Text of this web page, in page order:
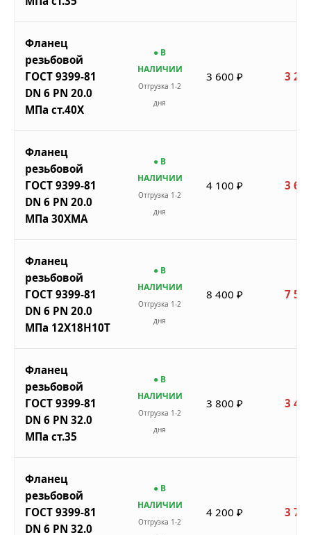
Фланец
резьбовой
ГОСТ 9399-81
DN 6 PN 20.0
МПа ст.40Х
● В
НАЛИЧИИ
Отгрузка 1-2
дня
3 600 ₽ 3
Фланец
резьбовой
ГОСТ 9399-81
DN 6 PN 20.0
МПа 30ХМА
● В
НАЛИЧИИ
Отгрузка 1-2
дня
4 100 ₽ 3
Фланец
резьбовой
ГОСТ 9399-81
DN 6 PN 20.0
МПа 12Х18Н10Т
● В
НАЛИЧИИ
Отгрузка 1-2
дня
8 400 ₽ 7
Фланец
резьбовой
ГОСТ 9399-81
DN 6 PN 32.0
МПа ст.35
● В
НАЛИЧИИ
Отгрузка 1-2
дня
3 800 ₽ 3
Фланец
резьбовой
ГОСТ 9399-81
DN 6 PN 32.0
● В
НАЛИЧИИ
Отгрузка 1-2
4 200 ₽ 3